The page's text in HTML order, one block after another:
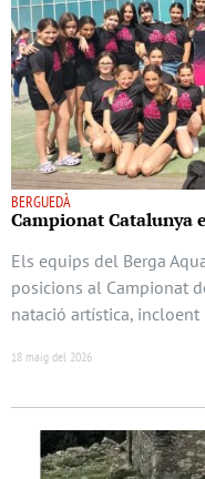
BERGUEDÀ
Campionat Catalunya
Els equips del Berga
posicions al Campionat
natació artística,
18 maig del 2026